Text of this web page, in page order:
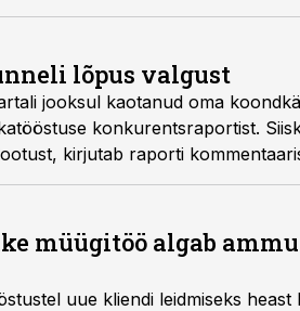
lõpus valgust
jooksul kaotanud oma
konkurentsraportist.
kirjutab raporti
Tarmo Toiger.
müügitöö algab
uue kliendi leidmiseks